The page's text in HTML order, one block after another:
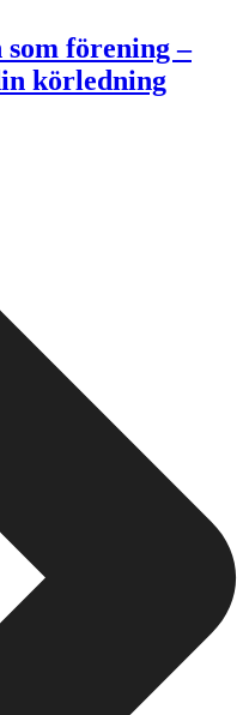
förening –
körledning